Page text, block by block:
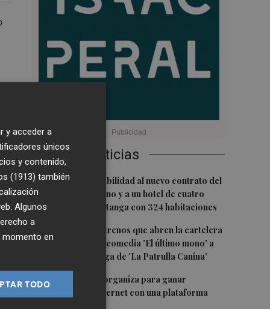
Últimas Noticias
1San Javier da viabilidad al nuevo contrato del
transporte urbano y a un hotel de cuatro
estrellas en La Manga con 324 habitaciones
2 Estos son los estrenos que abren la cartelera
en agosto: de la comedia 'El último mono' a
una nueva entrega de 'La Patrulla Canina'
3Los Belones se organiza para ganar
visibilidad en internet con una plataforma
y acceder a
únicos
y contenido,
(1913) también
Algunos
a
momento en
TODO